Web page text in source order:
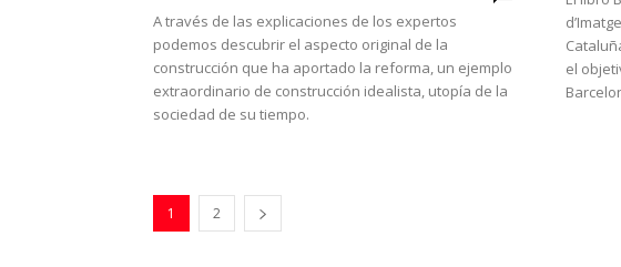
A través de las explicaciones de los expertos
podemos descubrir el aspecto original de la
construcción que ha aportado la reforma, un ejemplo
extraordinario de construcción idealista, utopía de la
sociedad de su tiempo.
el
1 2